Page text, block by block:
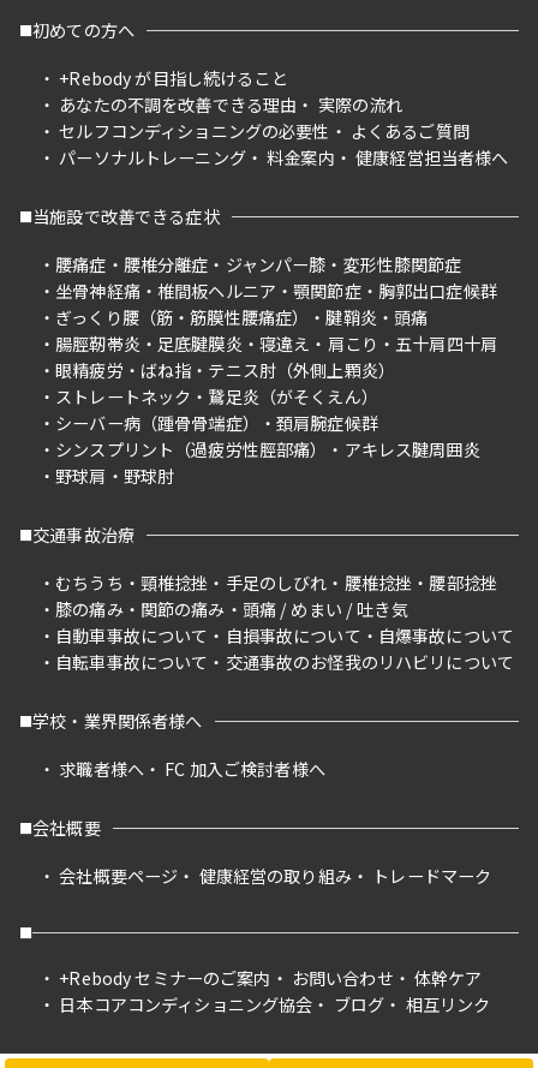
初めての方へ
+Rebody が目指し続けること
あなたの不調を改善できる理由
実際の流れ
セルフコンディショニングの必要性
よくあるご質問
パーソナルトレーニング
料金案内 健康経営担当者様へ
当施設で改善できる症状
腰痛症
腰椎分離症 ジャンパー膝
変形性膝関節症
坐骨神経痛
椎間板ヘルニア 顎関節症
胸郭出口症候群
ぎっくり腰（筋・筋膜性腰痛症）
腱鞘炎
頭痛
腸脛靭帯炎
足底腱膜炎 寝違え 肩こり
五十肩四十肩
眼精疲労
ばね指
テニス肘（外側上顆炎）
ストレートネック
鵞足炎（がそくえん）
シーバー病（踵骨骨端症）
頚肩腕症候群
シンスプリント（過疲労性脛部痛）
アキレス腱周囲炎
野球肩
野球肘
交通事故治療
むちうち
頸椎捻挫 手足のしびれ 腰椎捻挫
腰部捻挫
膝の痛み
関節の痛み
頭痛 / めまい / 吐き気
自動車事故について
自損事故について
自爆事故について
自転車事故について
交通事故のお怪我のリハビリについて
学校・業界関係者様へ
求職者様へ
FC 加入ご検討者様へ
会社概要
会社概要ページ
健康経営の取り組み トレードマーク
+Rebody セミナーのご案内 お問い合わせ
体幹ケア
日本コアコンディショニング協会
ブログ 相互リンク